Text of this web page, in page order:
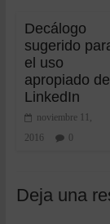
Decálogo
sugerido
el uso
apropiado de
LinkedIn
noviembre 11,
2016
0
Deja una